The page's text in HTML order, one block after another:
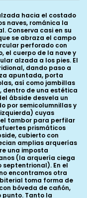
alzada hacia el costado
naves, románica la
Conserva casi en su
se abraza el campo
perforado con
el cuerpo de la nave y
alzada a los pies. El
dando paso a
apuntada, porta
así como jambillas
dentro de una estética
ábside desvela un
por semicolumnillas y
cuyas
tambor para perfilar
prismáticos
cubierto con
amplias arquerías
una imposta
(la arquería ciega
En el
encontramos otra
toma forma de
bóveda de cañón,
punto. Tanto la